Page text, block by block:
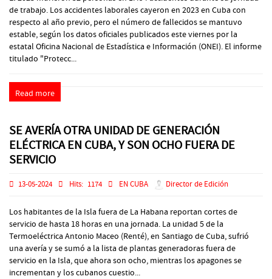
de trabajo. Los accidentes laborales cayeron en 2023 en Cuba con
respecto al año previo, pero el número de fallecidos se mantuvo
estable, según los datos oficiales publicados este viernes por la
estatal Oficina Nacional de Estadística e Información (ONEI). El informe
titulado "Protecc...
Read more
SE AVERÍA OTRA UNIDAD DE GENERACIÓN
ELÉCTRICA EN CUBA, Y SON OCHO FUERA DE
SERVICIO
13-05-2024 Hits: 1174 EN CUBA Director de Edición
Los habitantes de la Isla fuera de La Habana reportan cortes de
servicio de hasta 18 horas en una jornada. La unidad 5 de la
Termoeléctrica Antonio Maceo (Renté), en Santiago de Cuba, sufrió
una avería y se sumó a la lista de plantas generadoras fuera de
servicio en la Isla, que ahora son ocho, mientras los apagones se
incrementan y los cubanos cuestio...